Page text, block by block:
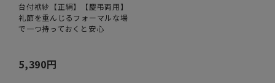
台付袱紗【正絹】【慶弔両用】
礼節を重んじるフォーマルな場
で一つ持っておくと安心
5,390円